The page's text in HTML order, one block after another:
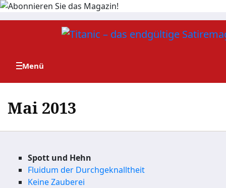
Zum
Mai 2013
Spott und Hehn
Fluidum der Durchgeknalltheit
Keine Zauberei